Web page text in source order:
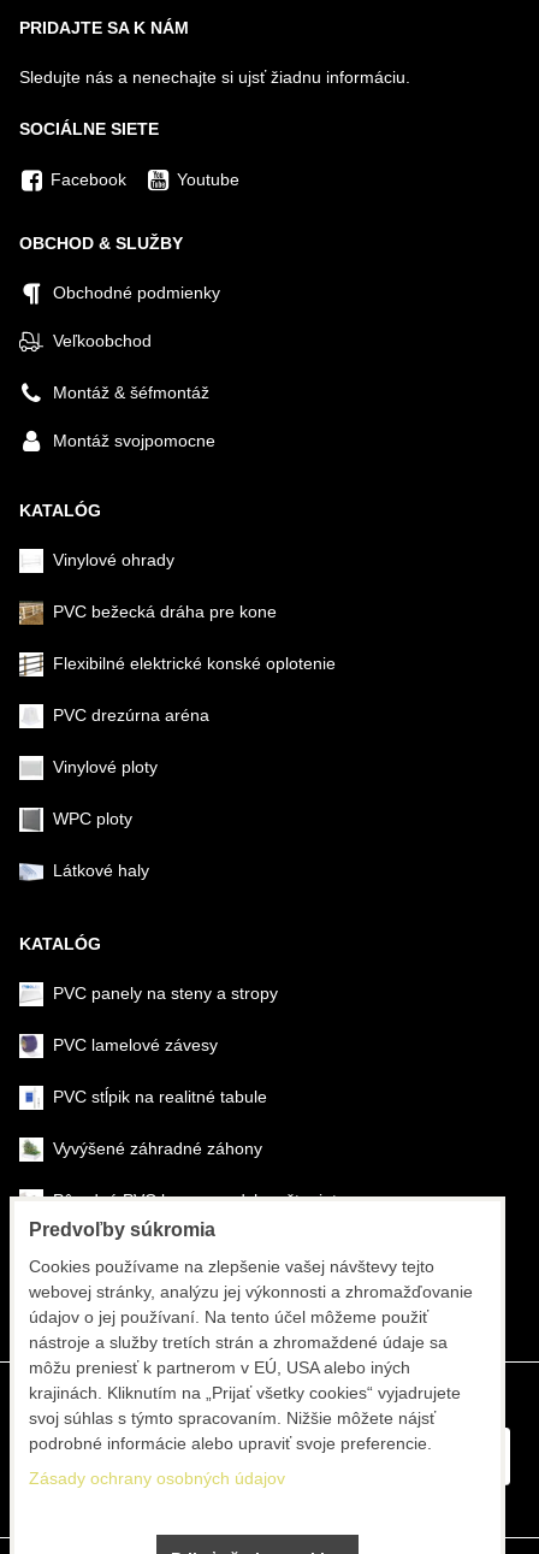
PRIDAJTE SA K NÁM
Sledujte nás a nenechajte si ujsť žiadnu informáciu.
SOCIÁLNE SIETE
Facebook Youtube
OBCHOD & SLUŽBY
Obchodné podmienky
Veľkoobchod
Montáž & šéfmontáž
Montáž svojpomocne
KATALÓG
Vinylové ohrady
PVC bežecká dráha pre kone
Flexibilné elektrické konské oplotenie
PVC drezúrna aréna
Vinylové ploty
WPC ploty
Látkové haly
KATALÓG
PVC panely na steny a stropy
PVC lamelové závesy
PVC stĺpik na realitné tabule
Vyvýšené záhradné záhony
Pôrodné PVC boxy na odchov šteniat
Športové systémy
Predvoľby súkromia
Cookies používame na zlepšenie vašej návštevy tejto
webovej stránky, analýzu jej výkonnosti a zhromažďovanie
údajov o jej používaní. Na tento účel môžeme použiť
nástroje a služby tretích strán a zhromaždené údaje sa
môžu preniesť k partnerom v EÚ, USA alebo iných
krajinách. Kliknutím na „Prijať všetky cookies“ vyjadrujete
svoj súhlas s týmto spracovaním. Nižšie môžete nájsť
podrobné informácie alebo upraviť svoje preferencie.
Zásady ochrany osobných údajov